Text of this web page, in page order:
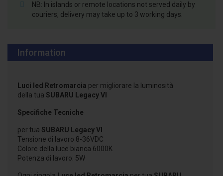
NB: In islands or remote locations not served daily by
couriers, delivery may take up to 3 working days.
Information
Luci led Retromarcia per migliorare la luminosità
della tua SUBARU Legacy VI
Specifiche Tecniche
per tua SUBARU Legacy VI
Tensione di lavoro 8-36VDC
Colore della luce bianca 6000K
Potenza di lavoro: 5W